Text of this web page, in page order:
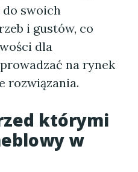
swoich
i gustów, co
dla
na rynek
rozwiązania.
którymi
w